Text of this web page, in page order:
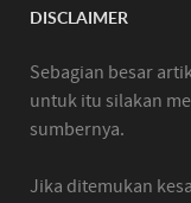
DISCLAIMER
Sebagian besar
untuk itu silakan
sumbernya.
Jika ditemukan